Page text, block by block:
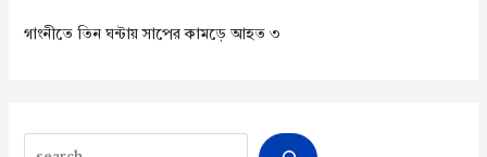
গাংনীতে তিন ঘন্টায় সাপের কামড়ে আহত ৩